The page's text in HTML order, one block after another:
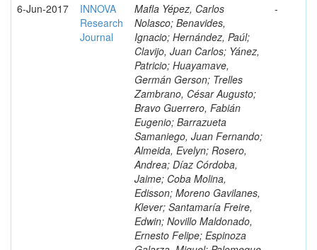
6-Jun-2017
INNOVA
Research
Journal
Mafla Yépez, Carlos
Nolasco; Benavides,
Ignacio; Hernández, Paúl;
Clavijo, Juan Carlos; Yánez,
Patricio; Huayamave,
Germán Gerson; Trelles
Zambrano, César Augusto;
Bravo Guerrero, Fabián
Eugenio; Barrazueta
Samaniego, Juan Fernando;
Almeida, Evelyn; Rosero,
Andrea; Díaz Córdoba,
Jaime; Coba Molina,
Edisson; Moreno Gavilanes,
Klever; Santamaría Freire,
Edwin; Novillo Maldonado,
Ernesto Felipe; Espinoza
-